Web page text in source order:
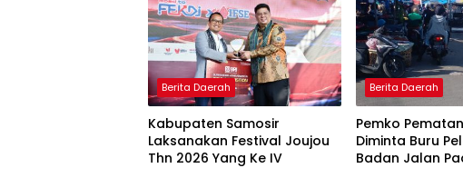
Berita Daerah
Kabupaten Samosir
Laksanakan Festival Joujou
Thn 2026 Yang Ke IV
Berita Daerah
Pemko
Diminta Buru
Badan Jalan